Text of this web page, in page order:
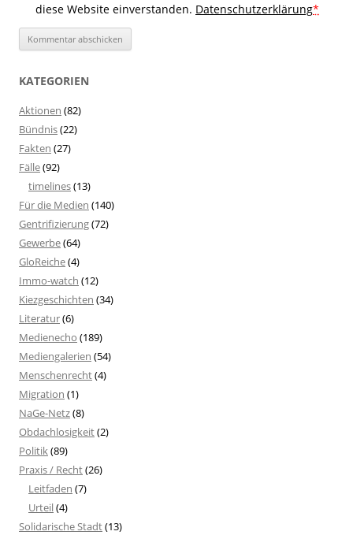
diese Website einverstanden. Datenschutzerklärung*
KATEGORIEN
Aktionen (82)
Bündnis(22)
Fakten (27)
Fälle(92)
timelines(13)
Für die Medien (140)
Gentrifizierung(72)
Gewerbe(64)
GloReiche(4)
Immo-watch (12)
Kiezgeschichten (34)
Literatur(6)
Medienecho (189)
Mediengalerien (54)
Menschenrecht(4)
Migration (1)
NaGe-Netz(8)
Obdachlosigkeit(2)
Politik(89)
Praxis / Recht(26)
Leitfaden (7)
Urteil(4)
Solidarische Stadt(13)